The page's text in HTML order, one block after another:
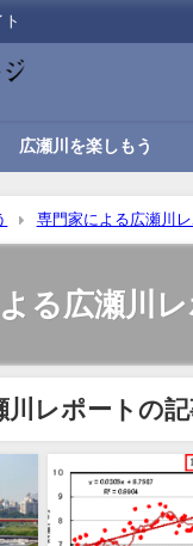
広瀬川を楽しもう
専門家による広瀬川レ
る広瀬川レ
川レポートの